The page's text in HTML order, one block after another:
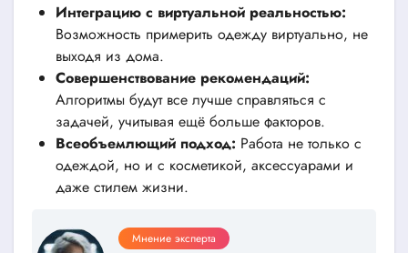
Интеграцию с виртуальной реальностью:
Возможность примерить одежду виртуально, не
выходя из дома.
Совершенствование рекомендаций:
Алгоритмы будут все лучше справляться с
задачей, учитывая ещё больше факторов.
Всеобъемлющий подход: Работа не только с
одеждой, но и с косметикой, аксессуарами и
даже стилем жизни.
Мнение эксперта